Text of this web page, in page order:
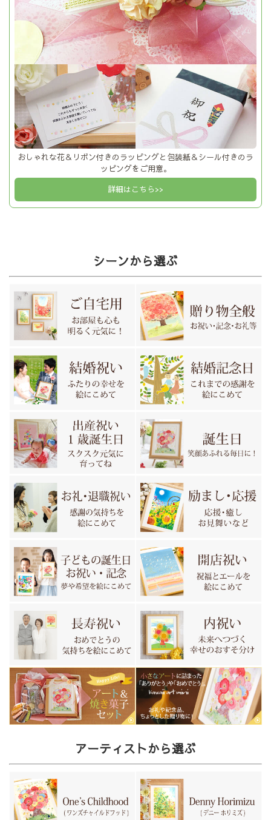
おしゃれな花＆リボン付きのラッピングと包装紙＆シール付きのラ
ッピングをご用意。
詳細はこちら>>
シーンから選ぶ
アーティストから選ぶ